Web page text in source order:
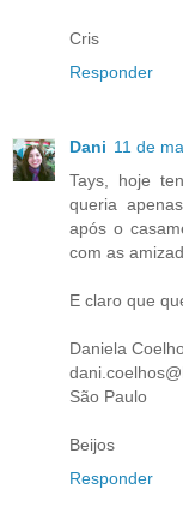
Cris
Responder
Dani 11 de
Tays, hoje
queria
após o
com as
E claro que
Daniela
São Paulo
Beijos
Responder